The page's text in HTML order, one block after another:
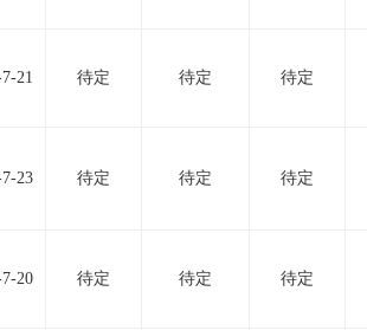
21 待定 待定 待定
23 待定 待定 待定
20 待定 待定 待定